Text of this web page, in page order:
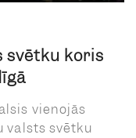
svētku koris
vienojās
valsts svētku